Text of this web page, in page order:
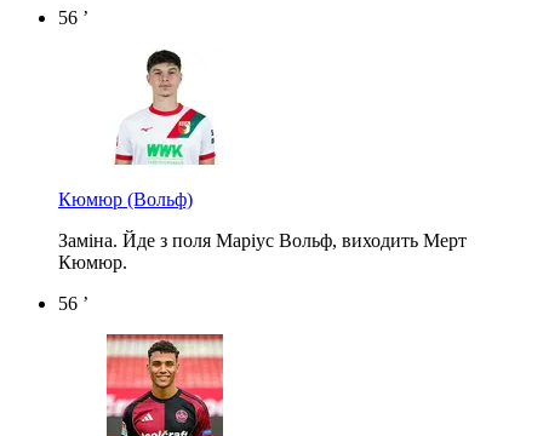
56 ’
Кюмюр (Вольф)
Заміна. Йде з поля Маріус Вольф, виходить Мерт
Кюмюр.
56 ’